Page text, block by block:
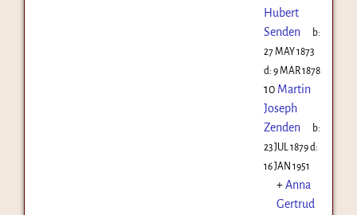
Hubert
Senden
b:
27 MAY 1873
d: 9 MAR 1878
10 Martin
Joseph
Zenden
b:
23 JUL 1879d:
16 JAN 1951
+Anna
Gertrud